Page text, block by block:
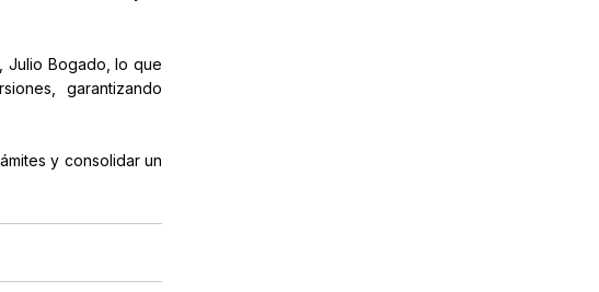
Julio Bogado, lo que
garantizando
y consolidar un